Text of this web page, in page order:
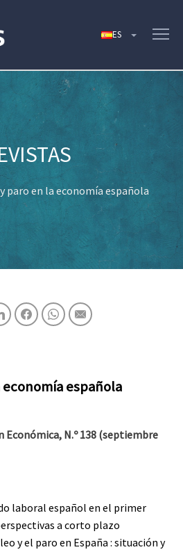
paro en la economía española
española
Económica, N.º 138 (septiembre
laboral español en el primer
a corto plazo
y el paro en España : situación y